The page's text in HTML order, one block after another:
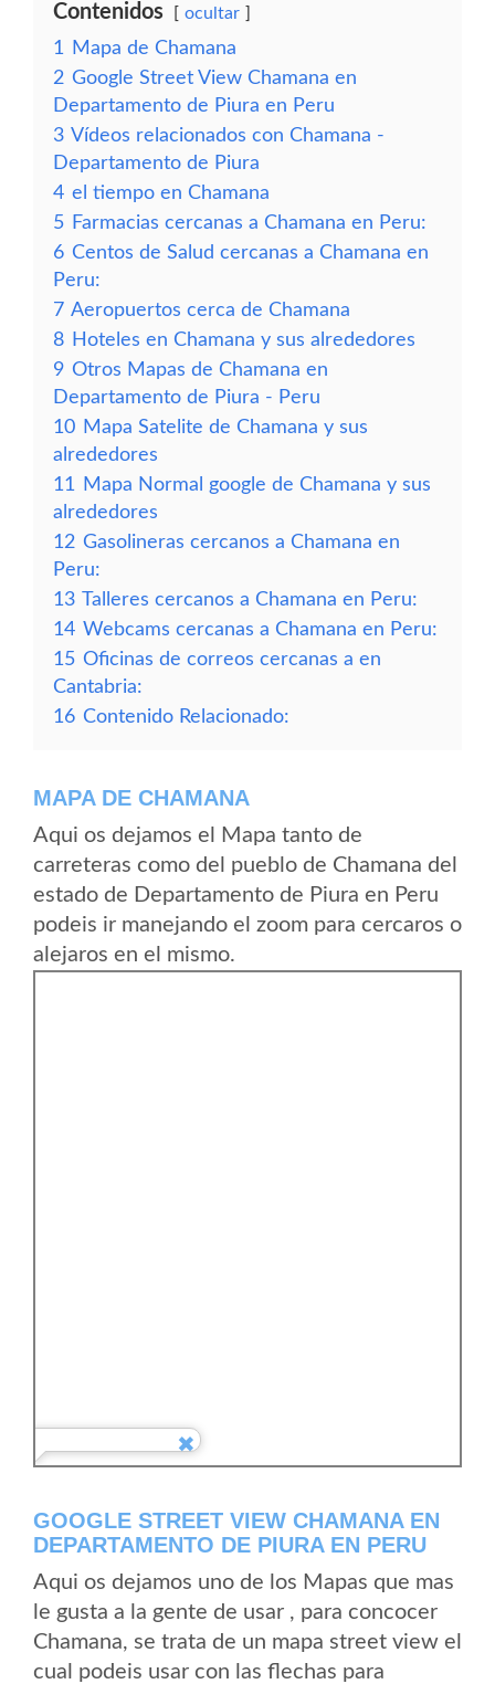
Contenidos ocultar
1
Mapa de Chamana
2 Google Street View Chamana en
Departamento de Piura en Peru
3 Vídeos relacionados con Chamana -
Departamento de Piura
4 el tiempo en Chamana
5 Farmacias cercanas a Chamana en Peru:
6 Centos de Salud cercanas a Chamana en
Peru:
7 Aeropuertos cerca de Chamana
8 Hoteles en Chamana y sus alrededores
9 Otros Mapas de Chamana en
Departamento de Piura - Peru
10 Mapa Satelite de Chamana y sus
alrededores
11
Mapa Normal google de Chamana y sus
alrededores
12 Gasolineras cercanos a Chamana en
Peru:
13 Talleres cercanos a Chamana en Peru:
14 Webcams cercanas a Chamana en Peru:
15 Oficinas de correos cercanas a en
Cantabria:
16 Contenido Relacionado:
MAPA DE CHAMANA
Aqui os dejamos el Mapa tanto de
carreteras como del pueblo de Chamana del
estado de Departamento de Piura en Peru
podeis ir manejando el zoom para cercaros o
alejaros en el mismo.
GOOGLE STREET VIEW CHAMANA EN
DEPARTAMENTO DE PIURA EN PERU
Aqui os dejamos uno de los Mapas que mas
le gusta a la gente de usar , para concocer
Chamana, se trata de un mapa street view el
cual podeis usar con las flechas para